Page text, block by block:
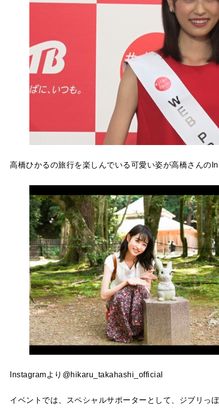
高橋ひかるの旅行を楽しんでいる可愛い姿が高橋さんの
Instagramより@hikaru_takahashi_official
イベントでは、スペシャルサポーターとして、ジブリっ